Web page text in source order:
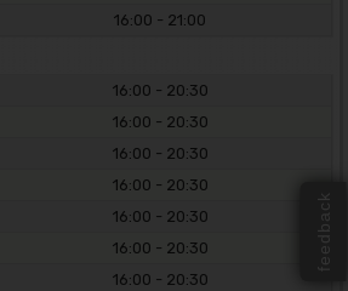
feedback
16:00 - 21:00
16:00 - 20:30
16:00 - 20:30
16:00 - 20:30
16:00 - 20:30
16:00 - 20:30
16:00 - 20:30
16:00 - 20:30